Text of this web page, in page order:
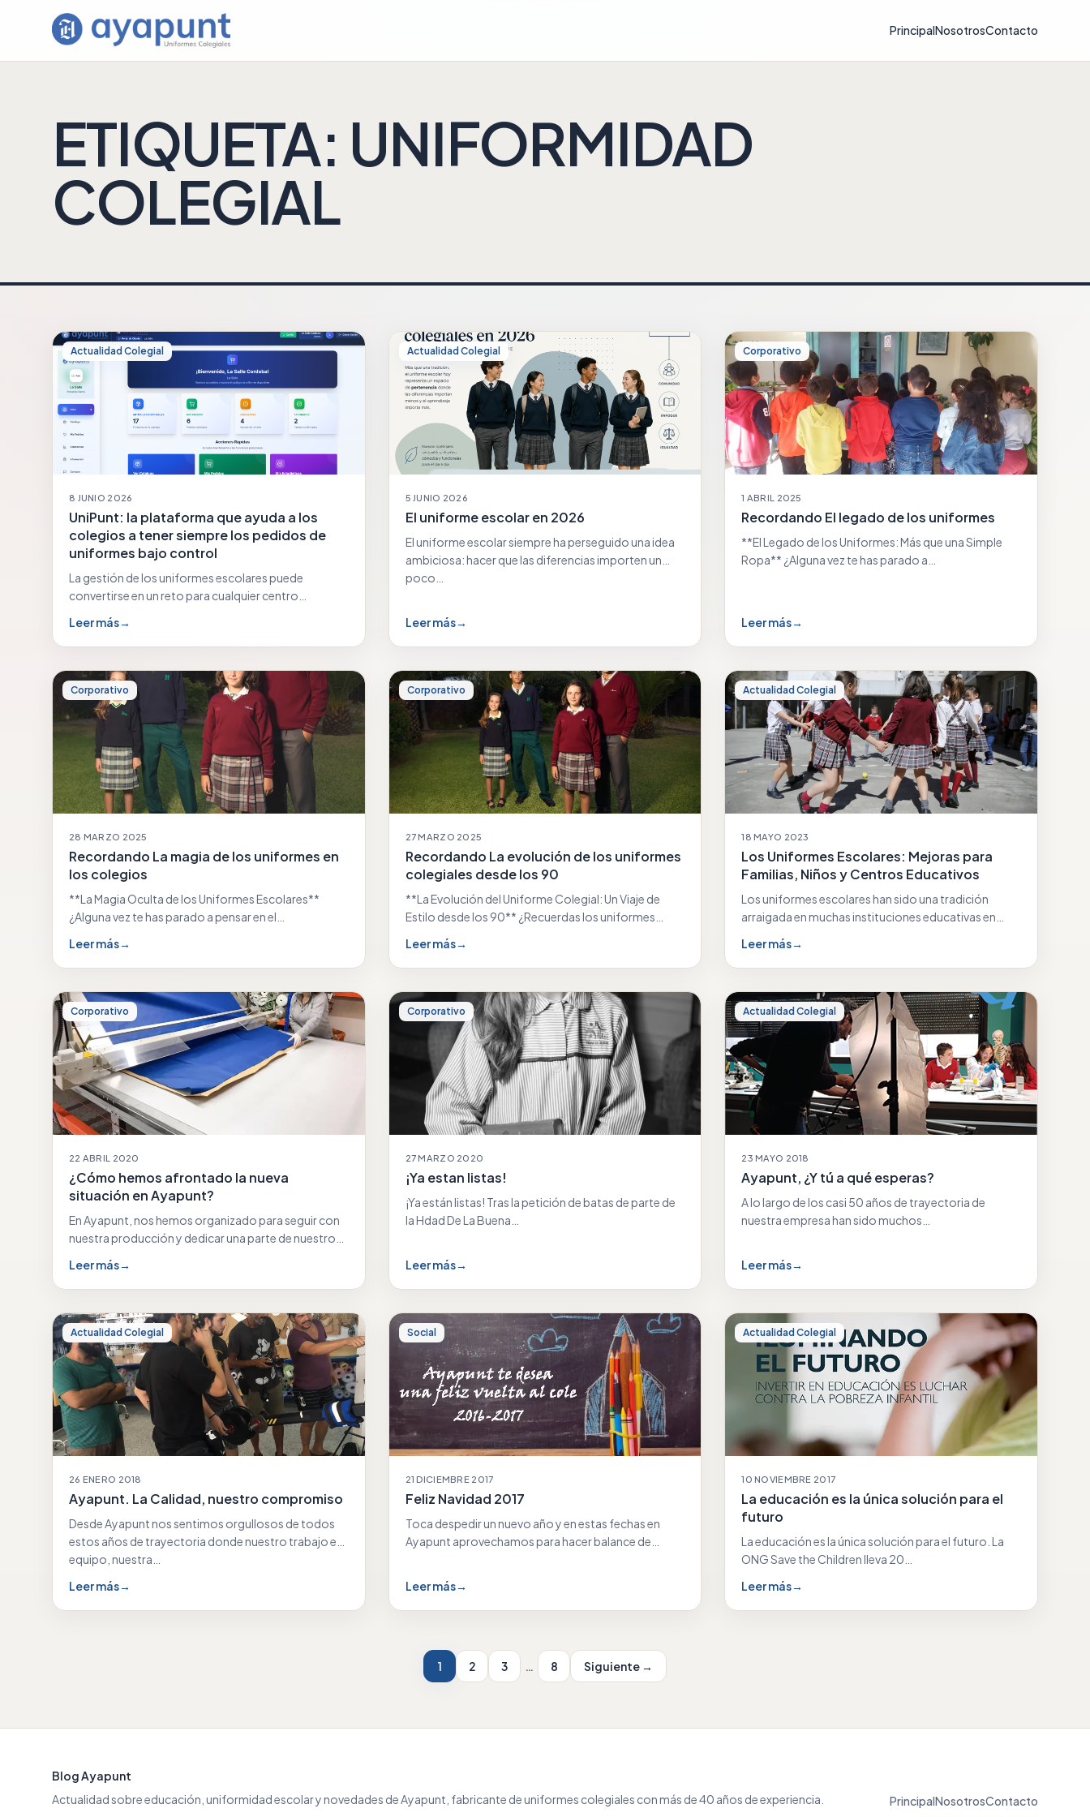
contenido
PrincipalNosotrosContacto
ETIQUETA: UNIFORMIDAD
COLEGIAL
Actualidad Colegial
8 JUNIO 2026
UniPunt: la plataforma que ayuda a los
colegios a tener siempre los pedidos de
uniformes bajo control
La gestión de los uniformes escolares puede
convertirse en un reto para cualquier centro
Leer más→
Actualidad Colegial
5 JUNIO 2026
El uniforme escolar en 2026
El uniforme escolar siempre ha perseguido una idea
ambiciosa: hacer que las diferencias importen un
poco…
Leer más→
Corporativo
1 ABRIL 2025
Recordando El legado de los uniformes
**El Legado de los Uniformes: Más que una Simple
Ropa** ¿Alguna vez te has parado a…
Leer más→
Corporativo
28 MARZO 2025
Recordando La magia de los uniformes en
los colegios
**La Magia Oculta de los Uniformes Escolares**
¿Alguna vez te has parado a pensar en el…
Leer más→
Corporativo
27 MARZO 2025
Recordando La evolución de los uniformes
colegiales desde los 90
**La Evolución del Uniforme Colegial: Un Viaje de
Estilo desde los 90** ¿Recuerdas los uniformes
Leer más→
Actualidad Colegial
18 MAYO 2023
Los Uniformes Escolares: Mejoras para
Familias, Niños y Centros Educativos
Los uniformes escolares han sido una tradición
arraigada en muchas instituciones educativas en
Leer más→
Corporativo
22 ABRIL 2020
¿Cómo hemos afrontado la nueva
situación en Ayapunt?
En Ayapunt, nos hemos organizado para seguir con
nuestra producción y dedicar una parte de nuestro…
Leer más→
Corporativo
27 MARZO 2020
¡Ya estan listas!
¡Ya están listas! Tras la petición de batas de parte de
la Hdad De La Buena…
Leer más→
Actualidad Colegial
23 MAYO 2018
Ayapunt, ¿Y tú a qué esperas?
A lo largo de los casi 50 años de trayectoria de
nuestra empresa han sido muchos…
Leer más→
Actualidad Colegial
26 ENERO 2018
Ayapunt. La Calidad, nuestro compromiso
Desde Ayapunt nos sentimos orgullosos de todos
estos años de trayectoria donde nuestro trabajo en
equipo, nuestra…
Leer más→
Social
21 DICIEMBRE 2017
Feliz Navidad 2017
Toca despedir un nuevo año y en estas fechas en
Ayapunt aprovechamos para hacer balance de…
Leer más→
Actualidad Colegial
10 NOVIEMBRE 2017
La educación es la única solución para el
futuro
La educación es la única solución para el futuro. La
ONG Save the Children lleva 20…
Leer más→
1 2 3 8 Siguiente →
Blog Ayapunt
Actualidad sobre educación, uniformidad escolar y novedades de Ayapunt, fabricante de uniformes colegiales con más de 40 años de experiencia.
PrincipalNosotrosContacto